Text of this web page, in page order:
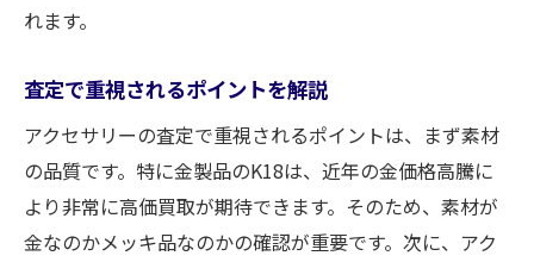
れます。
査定で重視されるポイントを解説
アクセサリーの査定で重視されるポイントは、まず素材
の品質です。特に金製品のK18は、近年の金価格高騰に
より非常に高価買取が期待できます。そのため、素材が
金なのかメッキ品なのかの確認が重要です。次に、アク